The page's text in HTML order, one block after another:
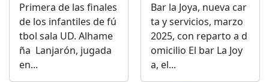
Primera de las finales
de los infantiles de fú
tbol sala UD. Alhame
ña Lanjarón, jugada
en...
Bar la Joya, nueva car
ta y servicios, marzo
2025, con reparto a d
omicilio El bar La Joy
a, el...